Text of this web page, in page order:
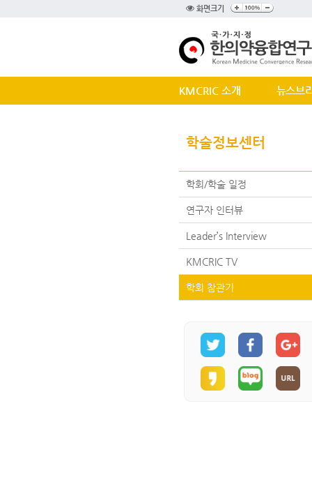
화면크기
KMCRIC 소개 뉴스브
학술정보센터
학회/학술 일정
연구자 인터뷰
Leader’s Interview
KMCRIC TV
학회 참관기